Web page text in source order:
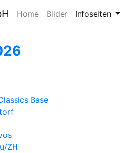
Home Bilder Infoseiten
Basel
ZH